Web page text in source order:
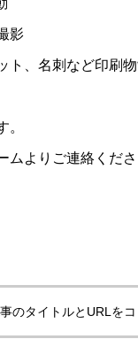
影
ト、名刺など印刷
。
ムよりご連絡くだ
のタイトルとURLを